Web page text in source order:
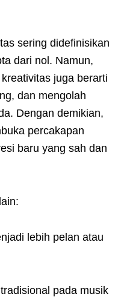
sering didefinisikan
dari nol. Namun,
juga berarti
dan mengolah
Dengan demikian,
percakapan
baru yang sah dan
lebih pelan atau
pada musik